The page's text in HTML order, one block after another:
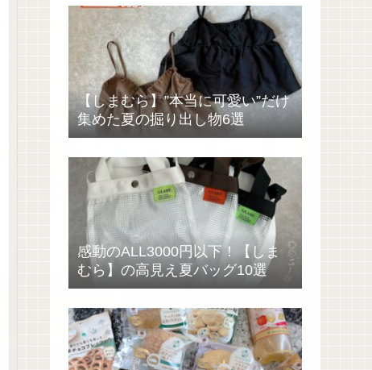
【しまむら】”本当に可愛い”だけ
集めた夏の掘り出し物6選
感動のALL3000円以下！【しま
むら】の高見え夏バッグ10選